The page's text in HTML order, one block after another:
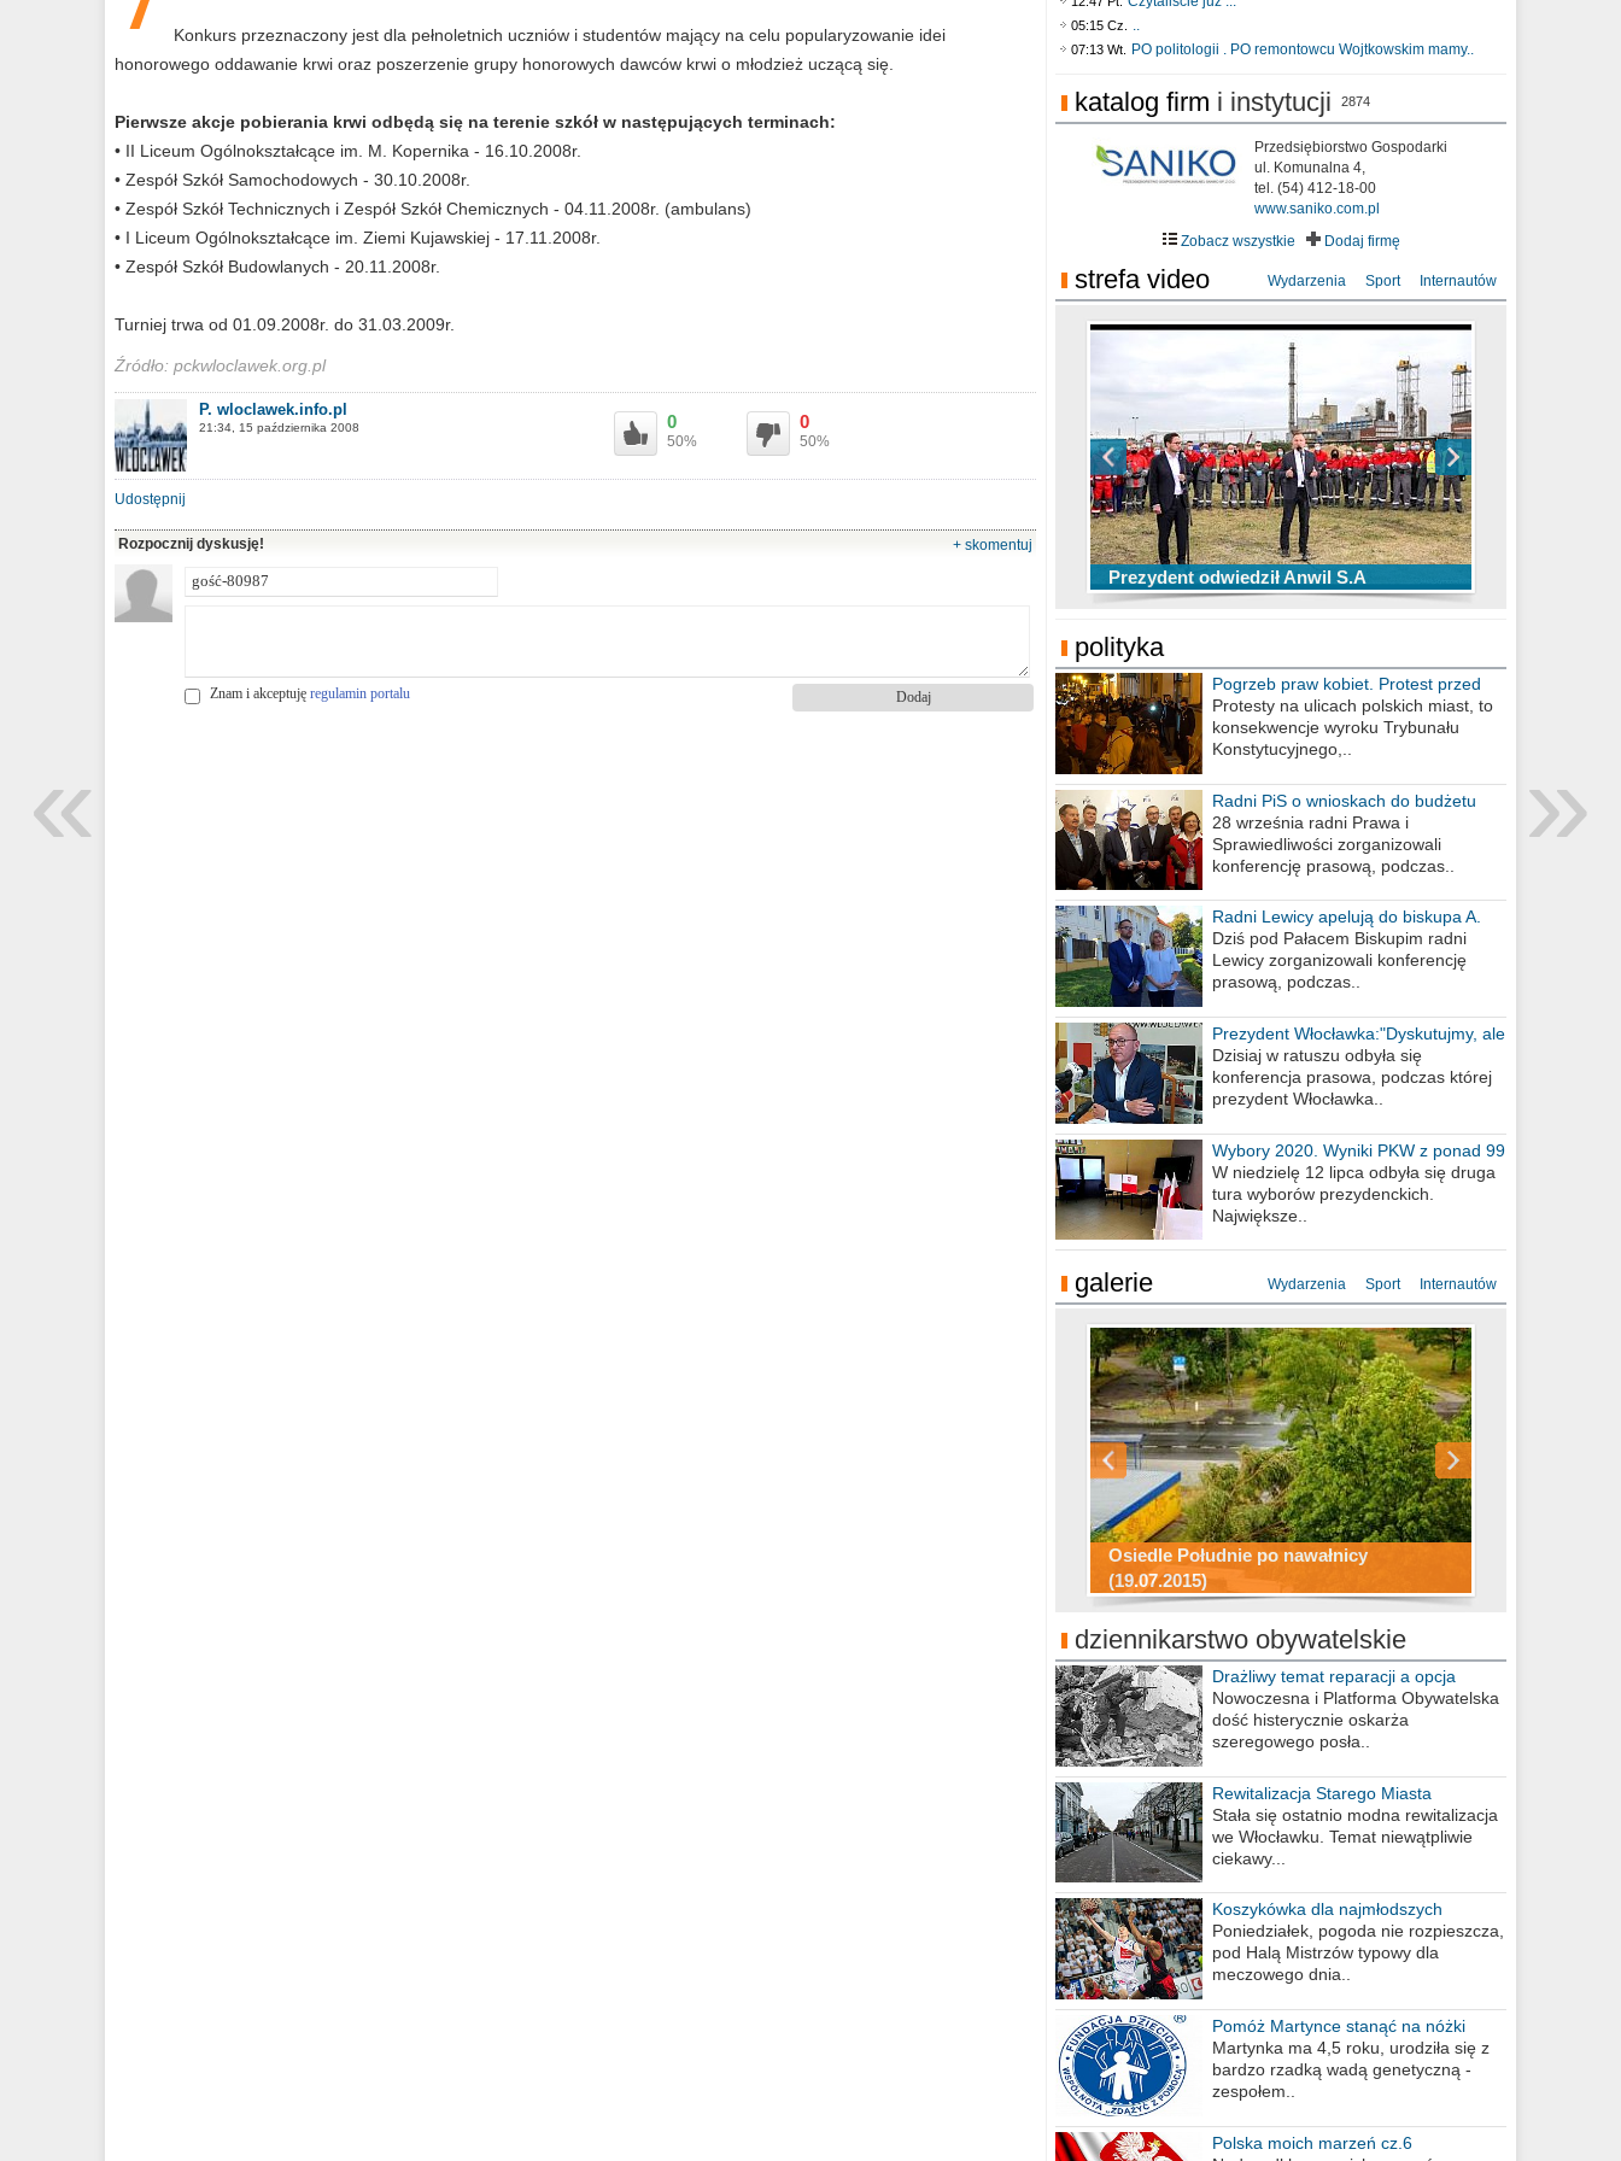
Konkurs przeznaczony jest dla pełnoletnich uczniów i studentów mający na celu popularyzowanie idei
honorowego oddawanie krwi oraz poszerzenie grupy honorowych dawców krwi o młodzież uczącą się.
Pierwsze akcje pobierania krwi odbędą się na terenie szkół w następujących terminach:
• II Liceum Ogólnokształcące im. M. Kopernika - 16.10.2008r.
• Zespół Szkół Samochodowych - 30.10.2008r.
• Zespół Szkół Technicznych i Zespół Szkół Chemicznych - 04.11.2008r. (ambulans)
• I Liceum Ogólnokształcące im. Ziemi Kujawskiej - 17.11.2008r.
• Zespół Szkół Budowlanych - 20.11.2008r.
Turniej trwa od 01.09.2008r. do 31.03.2009r.
Źródło: pckwloclawek.org.pl
P. wloclawek.info.pl
21:34, 15 października 2008 0
50%
0
50%
Udostępnij
Rozpocznij dyskusję! + skomentuj
Znam i akceptuję regulamin portalu
05:15 Cz. ..
07:13 Wt. PO politologii . PO remontowcu Wojtkowskim mamy..
katalog firm i instytucji 2874
Przedsiębiorstwo Gospodarki
ul. Komunalna 4,
tel. (54) 412-18-00
www.saniko.com.pl
Zobacz wszystkie
Dodaj firmę
strefa video Wydarzenia Sport Internautów
Prezydent odwiedził Anwil S.A
TOP 10 przechwytów Anwilu Włocławek
w EBL w sezonie 2019/2020
TOP 5 rzutów Anwilu Włocławek w BCL
w sezonie 2019/2020
Ni To Ponk - W oczach mamy strach
sixf33t .Last Year DRONE FOOTAGE
Włocławek
XXIII Sesja Rady Miasta Włocławek VIII
kadencji w dniu 09.06.2020 r.
polityka
Pogrzeb praw kobiet. Protest przed
biurem poselskim PiS
Protesty na ulicach polskich miast, to
konsekwencje wyroku Trybunału
Konstytucyjnego,..
Radni PiS o wnioskach do budżetu
miasta na 2021 rok
28 września radni Prawa i
Sprawiedliwości zorganizowali
konferencję prasową, podczas..
Radni Lewicy apelują do biskupa A.
Wiesława Meringa
Dziś pod Pałacem Biskupim radni
Lewicy zorganizowali konferencję
prasową, podczas..
Prezydent Włocławka:"Dyskutujmy, ale
nie obrażajmy się”
Dzisiaj w ratuszu odbyła się
konferencja prasowa, podczas której
prezydent Włocławka..
Wybory 2020. Wyniki PKW z ponad 99
procent obwodów
W niedzielę 12 lipca odbyła się druga
tura wyborów prezydenckich.
Największe..
galerie Wydarzenia Sport Internautów
Osiedle Południe po nawałnicy
(19.07.2015)
Wizytówka Włocławka
polowanie wigilijne 2014
Miasto kładzie się do snu .
Konkurs fotograficzny "Co to za
miejsca"
Ścieżka rowerowa w naszym mieście
dziennikarstwo obywatelskie
Drażliwy temat reparacji a opcja
berlińska
Nowoczesna i Platforma Obywatelska
dość histerycznie oskarża
szeregowego posła..
Rewitalizacja Starego Miasta
Stała się ostatnio modna rewitalizacja
we Włocławku. Temat niewątpliwie
ciekawy...
Koszykówka dla najmłodszych
Poniedziałek, pogoda nie rozpieszcza,
pod Halą Mistrzów typowy dla
meczowego dnia..
Pomóż Martynce stanąć na nóżki
Martynka ma 4,5 roku, urodziła się z
bardzo rzadką wadą genetyczną -
zespołem..
Polska moich marzeń cz.6
»
«